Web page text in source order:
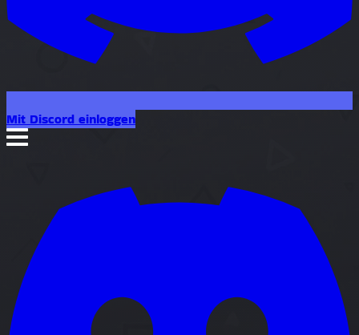
Mit Discord einloggen